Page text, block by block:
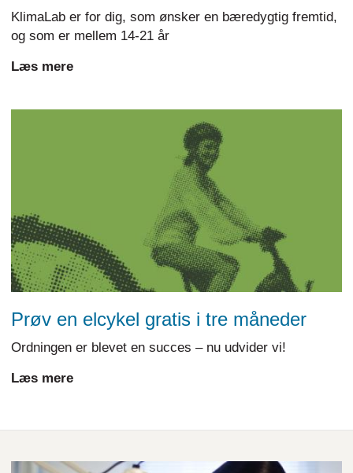
KlimaLab er for dig, som ønsker en bæredygtig fremtid,
og som er mellem 14-21 år
Læs mere
Prøv en elcykel gratis i tre måneder
Ordningen er blevet en succes – nu udvider vi!
Læs mere